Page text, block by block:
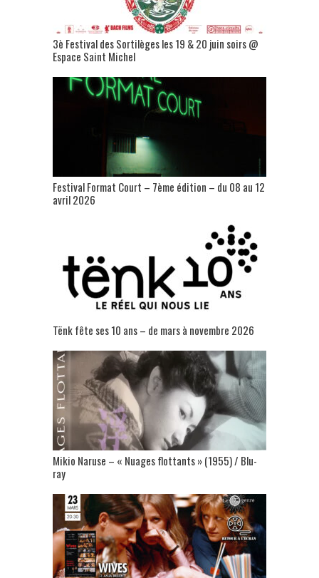
3è Festival des Sortilèges les 19 & 20 juin soirs @
Espace Saint Michel
Festival Format Court – 7ème édition – du 08 au 12
avril 2026
Tënk fête ses 10 ans – de mars à novembre 2026
Mikio Naruse – « Nuages flottants » (1955) / Blu-
ray